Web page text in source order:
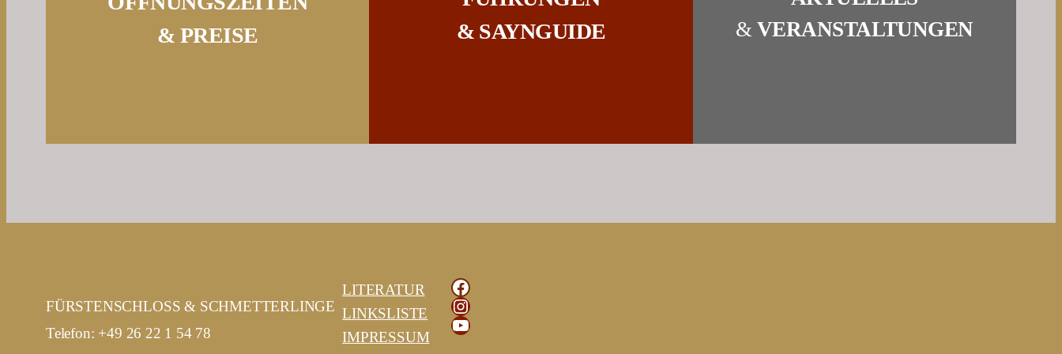
& PREISE
& SAYNGUIDE
& VERANSTALTUNGEN
FÜRSTENSCHLOSS & SCHMETTERLINGE
Telefon: +49 26 22 1 54 78
LITERATUR
LINKSLISTE
IMPRESSUM
Facebook
Instagram
YouTube